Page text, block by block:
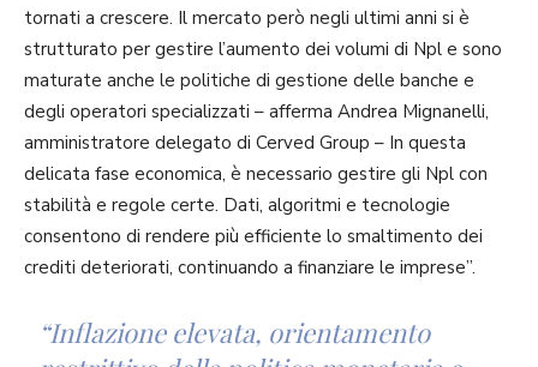
tornati a crescere. Il mercato però negli ultimi anni si è
strutturato per gestire l’aumento dei volumi di Npl e sono
maturate anche le politiche di gestione delle banche e
degli operatori specializzati – afferma Andrea Mignanelli,
amministratore delegato di Cerved Group – In questa
delicata fase economica, è necessario gestire gli Npl con
stabilità e regole certe. Dati, algoritmi e tecnologie
consentono di rendere più efficiente lo smaltimento dei
crediti deteriorati, continuando a finanziare le imprese”.
“Inflazione elevata, orientamento